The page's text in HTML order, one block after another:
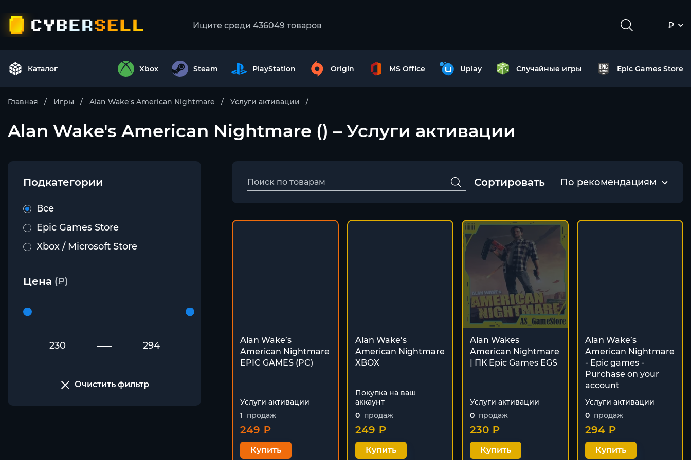
₽
Каталог Xbox Steam PlayStation Origin MS Office Uplay Случайные игры Epic Games Store
Главная Игры Alan Wake's American Nightmare Услуги активации
Alan Wake's American Nightmare () – Услуги активации
Подкатегории
Все
Epic Games Store
Xbox / Microsoft Store
Цена (₽)
Очистить фильтр
Сортировать По рекомендациям
Alan Wake’s
American Nightmare
EPIC GAMES (PC)
Услуги активации
1 продаж
249 ₽
Купить
Alan Wake’s
American Nightmare
XBOX
Покупка на ваш
аккаунт
0 продаж
249 ₽
Купить
Alan Wakes
American Nightmare
| ПК Epic Games EGS
Услуги активации
0 продаж
230 ₽
Купить
Alan Wake’s
American Nightmare
- Epic games -
Purchase on your
account
Услуги активации
0 продаж
294 ₽
Купить